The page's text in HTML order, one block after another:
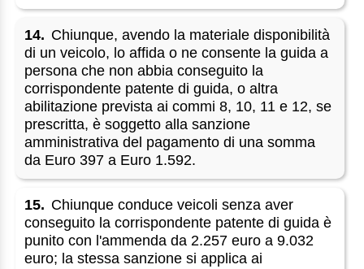
14. Chiunque, avendo la materiale disponibilità
di un veicolo, lo affida o ne consente la guida a
persona che non abbia conseguito la
corrispondente patente di guida, o altra
abilitazione prevista ai commi 8, 10, 11 e 12, se
prescritta, è soggetto alla sanzione
amministrativa del pagamento di una somma
da Euro 397 a Euro 1.592.
15. Chiunque conduce veicoli senza aver
conseguito la corrispondente patente di guida è
punito con l'ammenda da 2.257 euro a 9.032
euro; la stessa sanzione si applica ai